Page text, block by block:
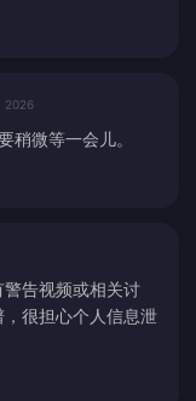
2026
稍微等一会儿。
告视频或相关讨
很担心个人信息泄